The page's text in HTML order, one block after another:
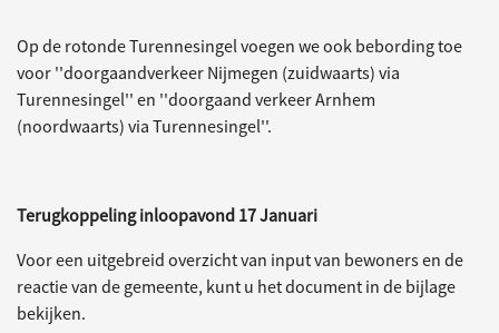
Op de rotonde Turennesingel voegen we ook bebording toe
voor ''doorgaandverkeer Nijmegen (zuidwaarts) via
Turennesingel'' en ''doorgaand verkeer Arnhem
(noordwaarts) via Turennesingel''.
Terugkoppeling inloopavond 17 Januari
Voor een uitgebreid overzicht van input van bewoners en de
reactie van de gemeente, kunt u het document in de bijlage
bekijken.